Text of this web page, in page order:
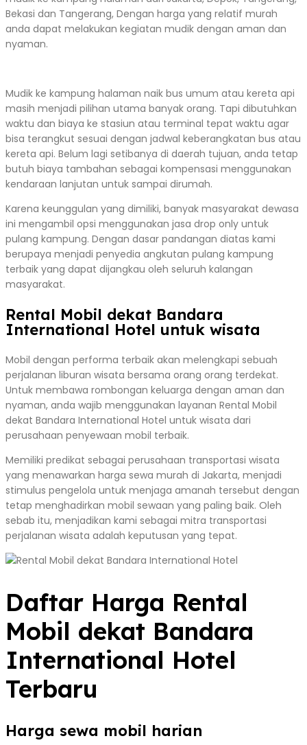
Bekasi dan Tangerang, Dengan harga yang relatif murah
anda dapat melakukan kegiatan mudik dengan aman dan
nyaman.
Mudik ke kampung halaman naik bus umum atau kereta api
masih menjadi pilihan utama banyak orang. Tapi dibutuhkan
waktu dan biaya ke stasiun atau terminal tepat waktu agar
bisa terangkut sesuai dengan jadwal keberangkatan bus atau
kereta api. Belum lagi setibanya di daerah tujuan, anda tetap
butuh biaya tambahan sebagai kompensasi menggunakan
kendaraan lanjutan untuk sampai dirumah.
Karena keunggulan yang dimiliki, banyak masyarakat dewasa
ini mengambil opsi menggunakan jasa drop only untuk
pulang kampung. Dengan dasar pandangan diatas kami
berupaya menjadi penyedia angkutan pulang kampung
terbaik yang dapat dijangkau oleh seluruh kalangan
masyarakat.
Rental Mobil dekat Bandara
International Hotel untuk wisata
Mobil dengan performa terbaik akan melengkapi sebuah
perjalanan liburan wisata bersama orang orang terdekat.
Untuk membawa rombongan keluarga dengan aman dan
nyaman, anda wajib menggunakan layanan Rental Mobil
dekat Bandara International Hotel untuk wisata dari
perusahaan penyewaan mobil terbaik.
Memiliki predikat sebagai perusahaan transportasi wisata
yang menawarkan harga sewa murah di Jakarta, menjadi
stimulus pengelola untuk menjaga amanah tersebut dengan
tetap menghadirkan mobil sewaan yang paling baik. Oleh
sebab itu, menjadikan kami sebagai mitra transportasi
perjalanan wisata adalah keputusan yang tepat.
Daftar Harga Rental
Mobil dekat Bandara
International Hotel
Terbaru
Harga sewa mobil harian